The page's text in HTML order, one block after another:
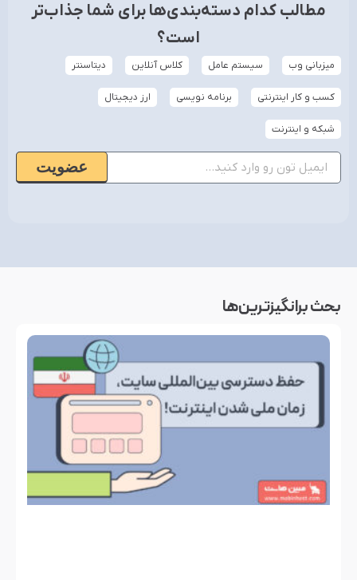
مطالب کدام دسته‌بندی‌ها برای شما جذاب‌تر
است؟
میزبانی وب سیستم عامل کلاس آنلاین دیتاسنتر
کسب و کار اینترنتی برنامه نویسی ارز دیجیتال
شبکه و اینترنت
عضویت
بحث‌ برانگیزترین‌ها